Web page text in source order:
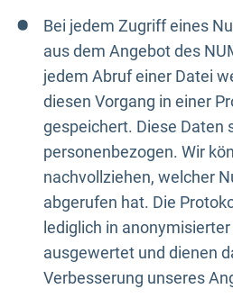
Bei jedem Zugriff eines
aus dem Angebot des
jedem Abruf einer Datei
diesen Vorgang in einer
gespeichert. Diese Daten
personenbezogen. Wir
nachvollziehen, welcher
abgerufen hat. Die
lediglich in
ausgewertet und dienen
Verbesserung unseres